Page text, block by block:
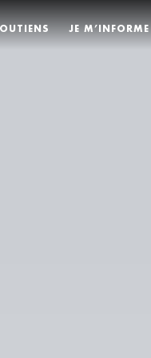
JE M’INFORME